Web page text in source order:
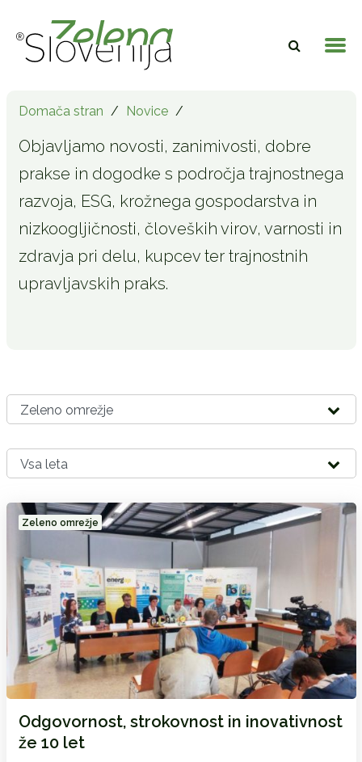
Domača stran / Novice /
Objavljamo novosti, zanimivosti, dobre
prakse in dogodke s področja trajnostnega
razvoja, ESG, krožnega gospodarstva in
nizkoogljičnosti, človeških virov, varnosti in
zdravja pri delu, kupcev ter trajnostnih
upravljavskih praks.
Zeleno omrežje
Odgovornost, strokovnost in inovativnost
že 10 let